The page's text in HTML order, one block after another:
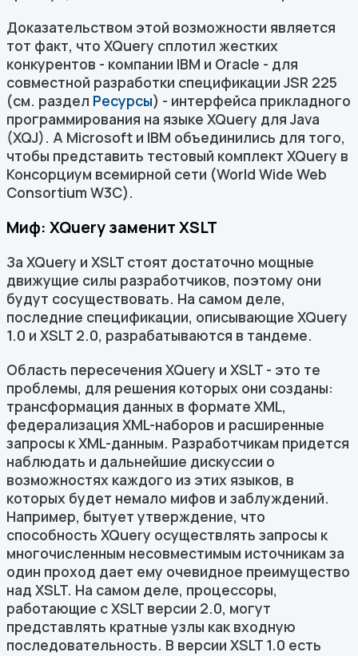
Доказательством этой возможности является
тот факт, что XQuery сплотил жестких
конкурентов - компании IBM и Oracle - для
совместной разработки спецификации JSR 225
(см. раздел Ресурсы) - интерфейса прикладного
программирования на языке XQuery для Java
(XQJ). А Microsoft и IBM объединились для того,
чтобы представить тестовый комплект XQuery в
Консорциум всемирной сети (World Wide Web
Consortium W3C).
Миф: XQuery заменит XSLT
За XQuery и XSLT стоят достаточно мощные
движущие силы разработчиков, поэтому они
будут сосуществовать. На самом деле,
последние спецификации, описывающие XQuery
1.0 и XSLT 2.0, разрабатываются в тандеме.
Область пересечения XQuery и XSLT - это те
проблемы, для решения которых они созданы:
трансформация данных в формате XML,
федерализация XML-наборов и расширенные
запросы к XML-данным. Разработчикам придется
наблюдать и дальнейшие дискуссии о
возможностях каждого из этих языков, в
которых будет немало мифов и заблуждений.
Например, бытует утверждение, что
способность XQuery осуществлять запросы к
многочисленным несовместимым источникам за
один проход дает ему очевидное преимущество
над XSLT. На самом деле, процессоры,
работающие с XSLT версии 2.0, могут
представлять кратные узлы как входную
последовательность. В версии XSLT 1.0 есть